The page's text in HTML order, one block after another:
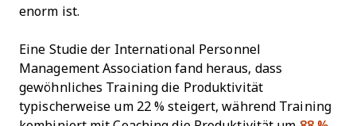
enorm ist.
Eine Studie der International Personnel
Management Association fand heraus, dass
gewöhnliches Training die Produktivität
typischerweise um 22 % steigert, während Training